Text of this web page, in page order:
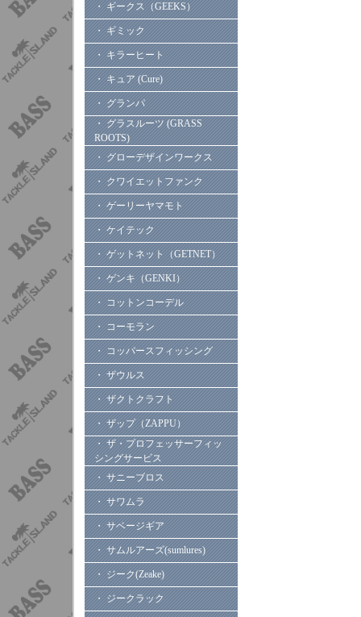
・ ギークス（GEEKS）
・ ギミック
・ キラーヒート
・ キュア (Cure)
・ グランパ
・ グラスルーツ (GRASS
ROOTS)
・ グローデザインワークス
・ クワイエットファンク
・ ゲーリーヤマモト
・ ケイテック
・ ゲットネット（GETNET）
・ ゲンキ（GENKI）
・ コットンコーデル
・ コーモラン
・ コッパースフィッシング
・ ザウルス
・ ザクトクラフト
・ ザップ（ZAPPU）
・ ザ・プロフェッサーフィッ
シングサービス
・ サニーブロス
・ サワムラ
・ サベージギア
・ サムルアーズ(sumlures)
・ ジーク(Zeake)
・ ジークラック